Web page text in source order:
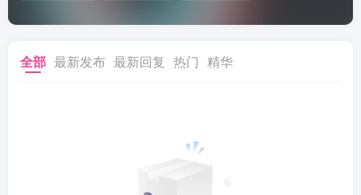
全部 最新发布 最新回复 热门 精华